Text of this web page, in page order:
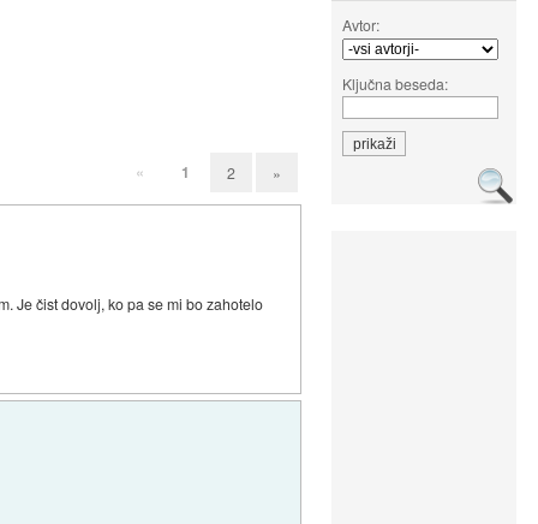
Avtor:
Ključna beseda:
« 1 2 »
Je čist dovolj, ko pa se mi bo zahotelo